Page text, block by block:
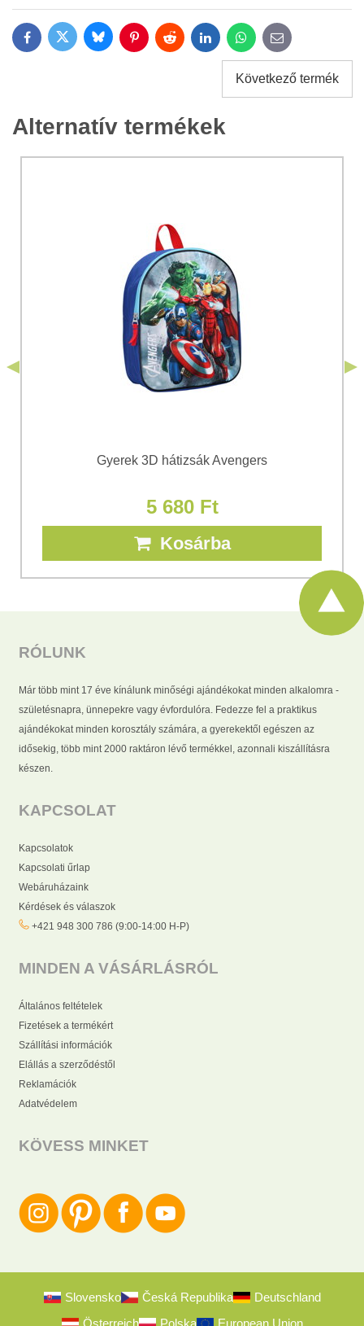
Cím:
Hozzájárulok a személyes adatok kezeléséhez a űrlap
elküldése céljából. Megismertem a Bomba
feltételeit.*
Az Ön email címe: *
FacebookTwitter BlueskyPinterestReddit LinkedInWhatsApp
E-
mail
Következő termék
Alternatív termékek
Gyerek 3D hátizsák Avengers
5 680 Ft
Kosárba
RÓLUNK
Már több mint 17 éve kínálunk minőségi ajándékokat minden alkalomra -
születésnapra, ünnepekre vagy évfordulóra. Fedezze fel a praktikus
ajándékokat minden korosztály számára, a gyerekektől egészen az
idősekig, több mint 2000 raktáron lévő termékkel, azonnali kiszállításra
készen.
KAPCSOLAT
Kapcsolatok
Kapcsolati űrlap
Webáruházaink
Kérdések és válaszok
+421 948 300 786 (9:00-14:00 H-P)
MINDEN A VÁSÁRLÁSRÓL
Általános feltételek
Fizetések a termékért
Szállítási információk
Elállás a szerződéstől
Reklamációk
Adatvédelem
KÖVESS MINKET
Slovensko Česká Republika
Deutschland